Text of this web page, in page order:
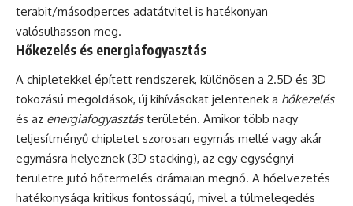
terabit/másodperces adatátvitel is hatékonyan
valósulhasson meg.
Hőkezelés és energiafogyasztás
A chipletekkel épített rendszerek, különösen a 2.5D és 3D
tokozású megoldások, új kihívásokat jelentenek a hőkezelés
és az energiafogyasztásterületén. Amikor több nagy
teljesítményű chipletet szorosan egymás mellé vagy akár
egymásra helyeznek (3D stacking), az egy egységnyi
területre jutó hőtermelés drámaian megnő. A hőelvezetés
hatékonysága kritikus fontosságú, mivel a túlmelegedés